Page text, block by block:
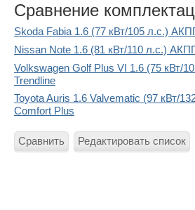
Сравнение
Skoda Fabia 1.6 (77 кВт/105 л.с.)
Nissan Note 1.6 (81 кВт/110 л.с.)
Volkswagen Golf Plus VI 1.6 (75 кВт/
Trendline
Toyota Auris 1.6 Valvematic (97 кВт/
Comfort Plus
Сравнить Редактировать список